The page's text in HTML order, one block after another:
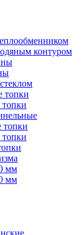
контуром
топки
топки
мм
мм